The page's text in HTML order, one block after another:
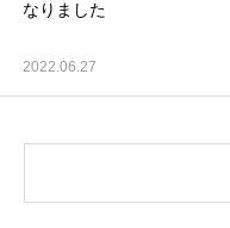
なりました
2022.06.27